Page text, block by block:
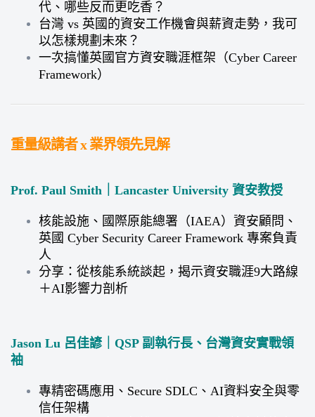
代、哪些反而更吃香？
台灣 vs 英國的資安工作機會與薪資走勢，我可
以怎樣規劃未來？
一次搞懂英國官方資安職涯框架（Cyber Career
Framework）
重量級講者 x 業界領先見解
Prof. Paul Smith｜Lancaster University 資安教授
核能設施、國際原能總署（IAEA）資安顧問、
英國 Cyber Security Career Framework 專案負責
人
分享：從核能系統談起，揭示資安職涯9大路線
＋AI影響力剖析
Jason Lu 呂佳諺｜QSP 副執行長、台灣資安實戰領
袖
專精密碼應用、Secure SDLC、AI資料安全與零
信任架構